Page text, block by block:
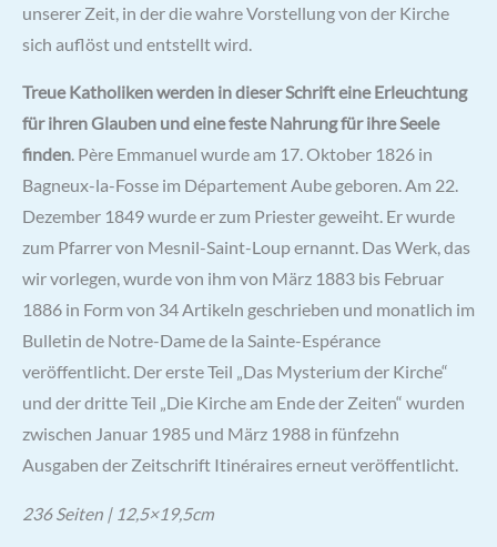
unserer Zeit, in der die wahre Vorstellung von der Kirche
sich auflöst und entstellt wird.
Treue Katholiken werden in dieser Schrift eine Erleuchtung
für ihren Glauben und eine feste Nahrung für ihre Seele
finden. Père Emmanuel wurde am 17. Oktober 1826 in
Bagneux-la-Fosse im Département Aube geboren. Am 22.
Dezember 1849 wurde er zum Priester geweiht. Er wurde
zum Pfarrer von Mesnil-Saint-Loup ernannt. Das Werk, das
wir vorlegen, wurde von ihm von März 1883 bis Februar
1886 in Form von 34 Artikeln geschrieben und monatlich im
Bulletin de Notre-Dame de la Sainte-Espérance
veröffentlicht. Der erste Teil „Das Mysterium der Kirche“
und der dritte Teil „Die Kirche am Ende der Zeiten“ wurden
zwischen Januar 1985 und März 1988 in fünfzehn
Ausgaben der Zeitschrift Itinéraires erneut veröffentlicht.
236 Seiten | 12,5×19,5cm